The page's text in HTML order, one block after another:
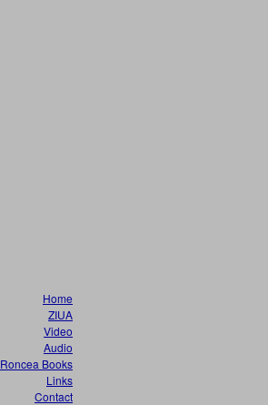
Home
ZIUA
Video
Audio
Roncea Books
Links
Contact